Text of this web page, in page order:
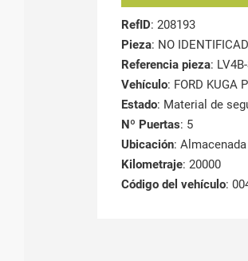
RefID: 208193
Pieza: NO
Referencia pieza:
Vehículo: FORD KUGA
Estado: Material de
Nº Puertas: 5
Ubicación: Almacenada
Kilometraje: 20000
Código del vehículo: